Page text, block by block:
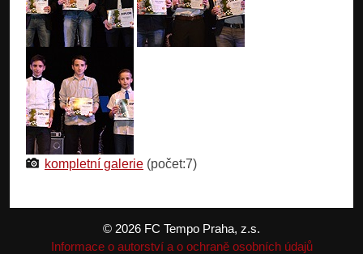
kompletní galerie (počet:7)
© 2026 FC Tempo Praha, z.s.
Informace o autorství a o ochraně osobních údajů